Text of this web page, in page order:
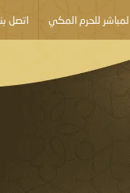
للحرم المكي اتصل